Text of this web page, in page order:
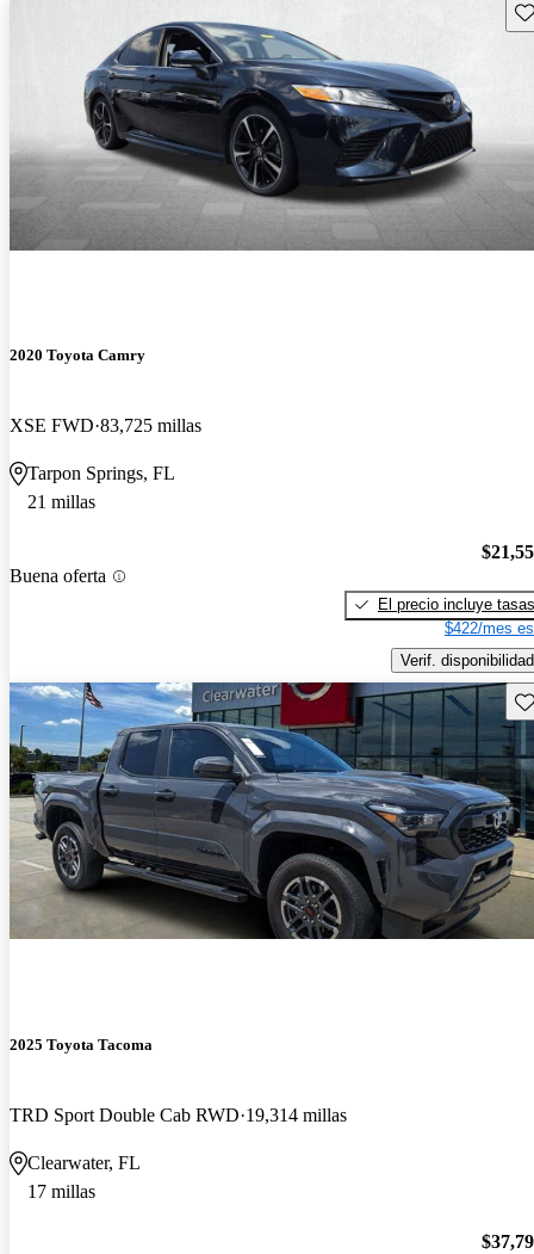
2020 Toyota Camry
XSE FWD 83,725 millas
Tarpon Springs, FL
21 millas
Buena oferta
El precio incluye tasas
$422/mes
Verif. disponibilidad
2025 Toyota Tacoma
TRD Sport Double Cab RWD 19,314 millas
Clearwater, FL
17 millas